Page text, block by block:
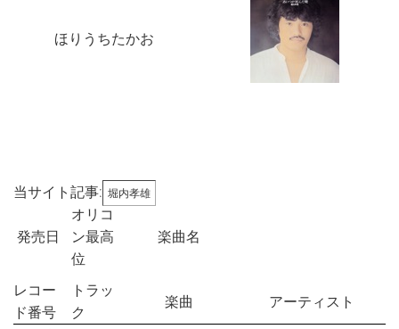
ほりうちたかお
当サイト記事: 堀内孝雄
発売日
オリコ
ン最高
位
楽曲名
レコー
ド番号
トラッ
ク
楽曲
アーティスト